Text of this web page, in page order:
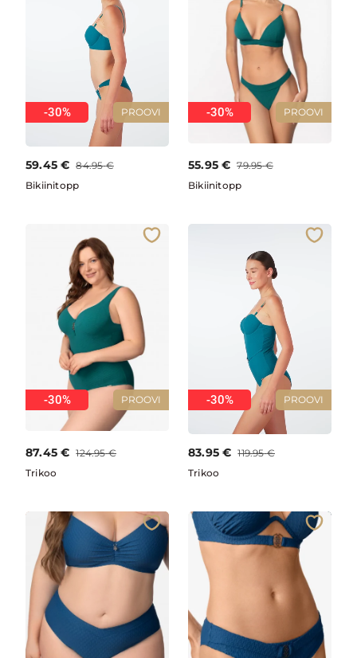
PROOVI
-30%
59.45 € 84.95 €
Bikiinitopp
PROOVI
-30%
55.95 € 79.95 €
Bikiinitopp
PROOVI
-30%
87.45 € 124.95 €
Trikoo
PROOVI
-30%
83.95 € 119.95 €
Trikoo